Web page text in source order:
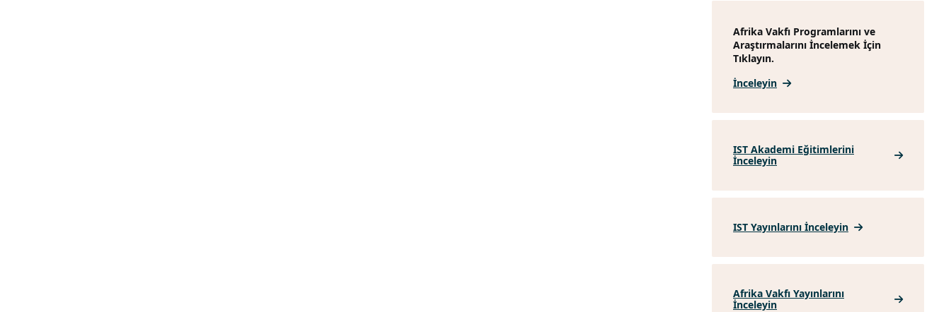
Afrika Vakfı Programlarını ve
Araştırmalarını İncelemek İçin
Tıklayın.
İnceleyin
IST Akademi Eğitimlerini
İnceleyin
IST Yayınlarını İnceleyin
Afrika Vakfı Yayınlarını
İnceleyin